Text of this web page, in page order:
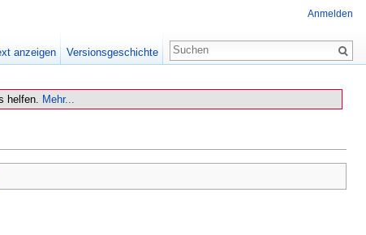
helfen. Mehr...
Anmelden
anzeigen Versionsgeschichte